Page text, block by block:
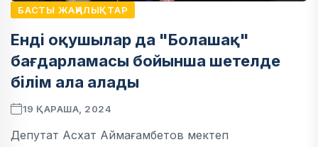
БАСТЫ ЖАҢАЛЫҚТАР
Енді оқушылар да "Болашақ"
бағдарламасы бойынша шетелде
білім ала алады
19 ҚАРАША, 2024
Депутат Асхат Аймағамбетов мектеп